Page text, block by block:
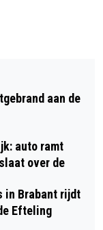
TOT BWB
aan de
auto ramt
over de
in Brabant rijdt
Efteling